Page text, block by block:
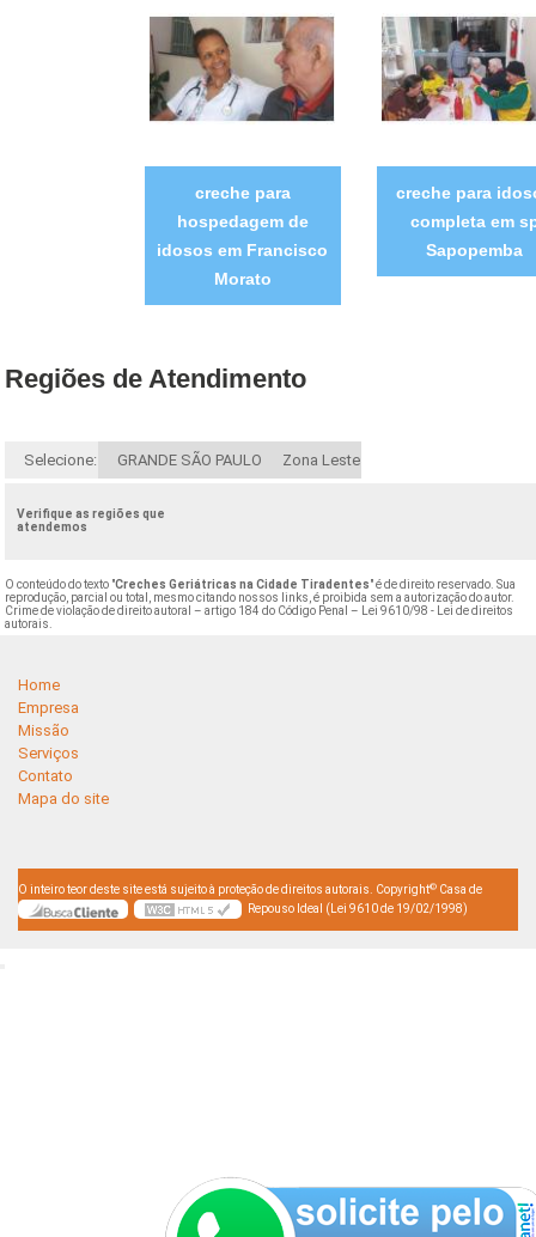
creche para
hospedagem de
idosos em Francisco
Morato
creche para
completa em
Sapopemba
Regiões de Atendimento
Selecione: GRANDE SÃO PAULO Zona Leste
Verifique as regiões que
atendemos
O conteúdo do texto "Creches Geriátricas na Cidade Tiradentes" é de direito reservado. Sua
reprodução, parcial ou total, mesmo citando nossos links, é proibida sem a autorização do autor.
Crime de violação de direito autoral – artigo 184 do Código Penal –
Lei 9610/98 - Lei de direitos
autorais
Home
Empresa
Missão
Serviços
Contato
Mapa do site
O inteiro teor deste site está sujeito à proteção de direitos autorais. Copyright© Casa de
Repouso Ideal (Lei 9610 de 19/02/1998)